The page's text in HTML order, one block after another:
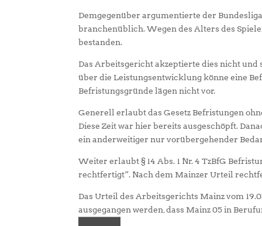
Demgegenüber argumentierte der
branchenüblich. Wegen des Alters des
bestanden.
Das Arbeitsgericht akzeptierte dies nicht
über die Leistungsentwicklung könne eine
Befristungsgründe lägen nicht vor.
Generell erlaubt das Gesetz Befristungen
Diese Zeit war hier bereits ausgeschöpft.
ein anderweitiger nur vorübergehender
Weiter erlaubt § 14 Abs. 1 Nr. 4 TzBfG
rechtfertigt“. Nach dem Mainzer Urteil
Das Urteil des Arbeitsgerichts Mainz vom
ausgegangen werden, dass Mainz 05 in